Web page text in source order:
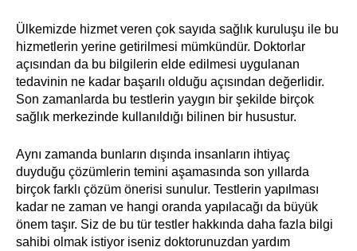
Ülkemizde hizmet veren çok sayıda sağlık kuruluşu ile bu
hizmetlerin yerine getirilmesi mümkündür. Doktorlar
açısından da bu bilgilerin elde edilmesi uygulanan
tedavinin ne kadar başarılı olduğu açısından değerlidir.
Son zamanlarda bu testlerin yaygın bir şekilde birçok
sağlık merkezinde kullanıldığı bilinen bir husustur.
Aynı zamanda bunların dışında insanların ihtiyaç
duyduğu çözümlerin temini aşamasında son yıllarda
birçok farklı çözüm önerisi sunulur. Testlerin yapılması
kadar ne zaman ve hangi oranda yapılacağı da büyük
önem taşır. Siz de bu tür testler hakkında daha fazla bilgi
sahibi olmak istiyor iseniz doktorunuzdan yardım